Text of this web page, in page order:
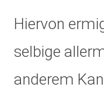
Hiervon
selbige
anderem